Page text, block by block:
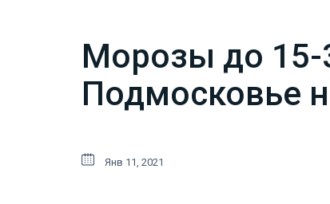
Морозы до 15-
Подмосковье
Янв 11, 2021